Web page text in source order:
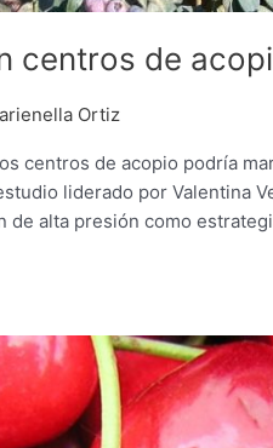
centros de
Ortiz
centros de acopio podría
liderado por Valentina
alta presión como